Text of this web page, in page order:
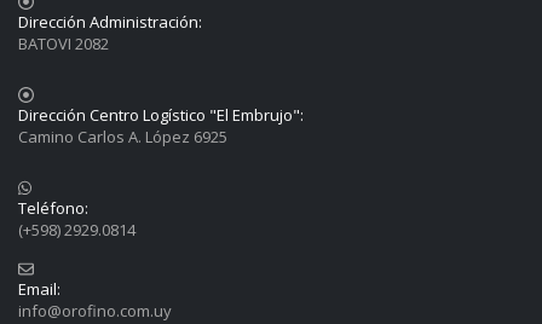
Dirección Administración:
BATOVI 2082
Dirección Centro Logístico "El Embrujo":
Camino Carlos A. López 6925
Teléfono:
(+598) 2929.0814
Email:
info@orofino.com.uy